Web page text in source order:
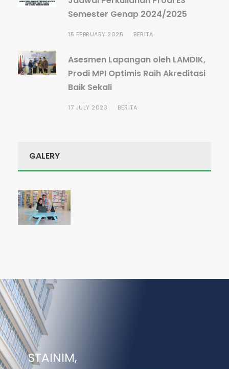
Semester Genap 2024/2025
15 FEBRUARY 2025 BERITA
Asesmen Lapangan oleh LAMDIK,
Prodi MPI Optimis Raih Akreditasi
Baik Sekali
17 JULY 2023 BERITA
GALERY
STAINIM,